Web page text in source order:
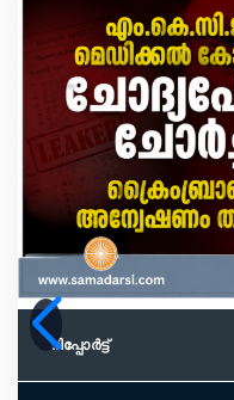
റിപ്പോര്‍ട്ട്